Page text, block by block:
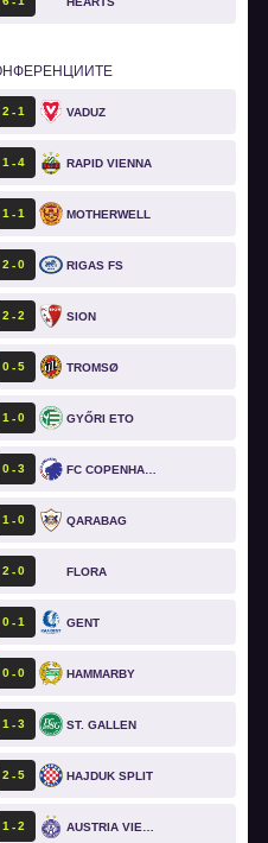
2 1 VADUZ
1 4 RAPID VIENNA
1 1 MOTHERWELL
2 0 RIGAS FS
2 2 SION
0 5 TROMSØ
1 0 GYŐRI ETO
0 3 FC COPENHAGEN
1 0 QARABAG
2 0 FLORA
0 1 GENT
0 0 HAMMARBY
1 3 ST. GALLEN
2 5 HAJDUK SPLIT
1 2 AUSTRIA VIENNA